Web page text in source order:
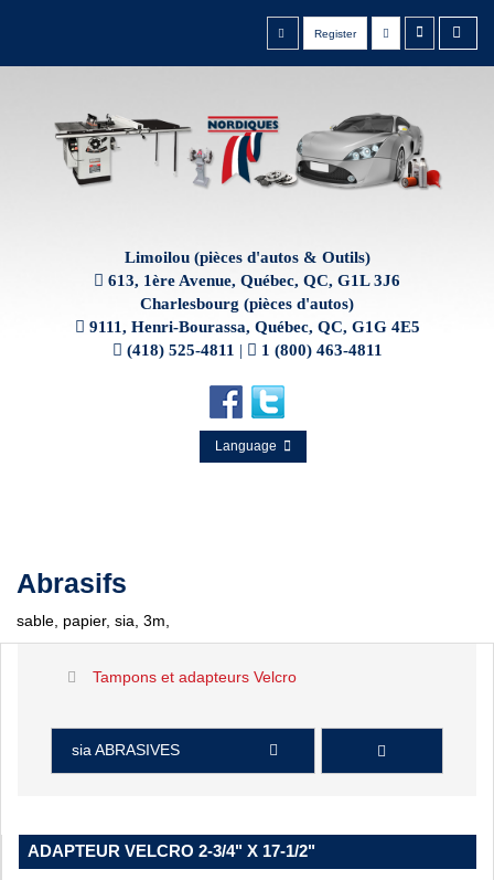
Register
Limoilou (pièces d'autos & Outils)
613, 1ère Avenue, Québec, QC, G1L 3J6
Charlesbourg (pièces d'autos)
9111, Henri-Bourassa, Québec, QC, G1G 4E5
(418) 525-4811 | 1 (800) 463-4811
Language
Abrasifs
sable, papier, sia, 3m,
Tampons et adapteurs Velcro
sia ABRASIVES
ADAPTEUR VELCRO 2-3/4" X 17-1/2"